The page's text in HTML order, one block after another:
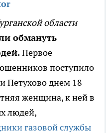
области
обмануть
Первое
поступило
Петухово днем 18
женщина, к ней в
людей,
газовой службы